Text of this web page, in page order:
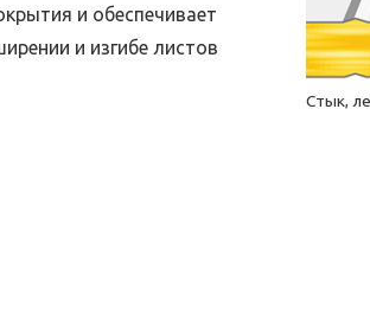
Стык,
и обеспечивает
и изгибе листов